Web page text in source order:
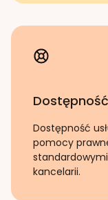
Dostępność
pomocy
kancelarii.